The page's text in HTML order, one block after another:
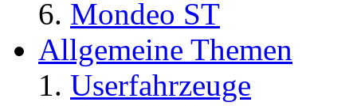
Mondeo ST
Allgemeine Themen
Userfahrzeuge